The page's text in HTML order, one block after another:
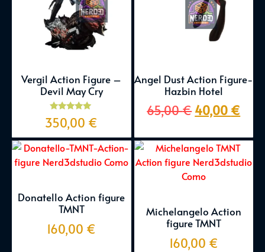
Vergil Action Figure –
Devil May Cry
Valutato
5.00
350,00 €
Angel Dust Action Figure-
Hazbin Hotel
65,00€ 40,00 €
Donatello Action figure
TMNT
160,00 €
Michelangelo Action
figure TMNT
160,00 €